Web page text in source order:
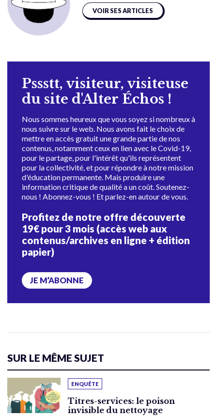
VOIR SES ARTICLES
Pssstt, visiteur, visiteuse
du site d'Alter Échos !
Nous sommes heureux que vous soyez si nombreux à
nous suivre sur le web. Nous avons fait le choix de
mettre en accès gratuit une grande partie de nos
contenus, notamment ceux en lien avec le Covid-19,
pour le partage, pour l'intérêt qu'ils représentent
pour la collectivité, et pour répondre à notre mission
d'éducation permanente. Mais produire une
information critique de qualité a un coût. Soutenez-
nous ! Abonnez-vous ! Et parlez-en autour de vous.
Profitez de notre offre découverte
19€ pour 3 mois (accès web aux
contenus/archives en ligne + édition
papier)
JE M’ABONNE
SUR LE MÊME SUJET
ENQUÊTE
Titres-services: le poison
invisible du nettoyage